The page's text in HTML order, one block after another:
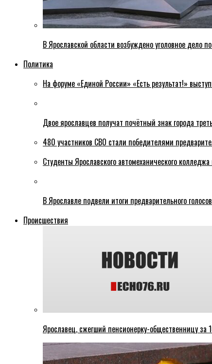
В Ярославской области возбуждено уголовное дело
Политика
На форуме «Единой России» «Есть результат!»
Двое ярославцев получат почётный знак города
480 участников СВО стали победителями
Студенты Ярославского автомеханического
В Ярославле подвели итоги предварительного
Происшествия
Ярославец, сжегший пенсионерку-общественницу